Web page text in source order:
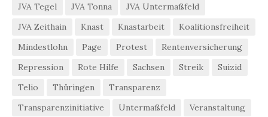
JVA Tegel
JVA Tonna
JVA Untermaßfeld
JVA Zeithain
Knast Knastarbeit
Koalitionsfreiheit
Mindestlohn
Page Protest
Rentenversicherung
Repression
Rote Hilfe Sachsen Streik
Suizid
Telio
Thüringen
Transparenz
Transparenzinitiative
Untermaßfeld
Veranstaltung